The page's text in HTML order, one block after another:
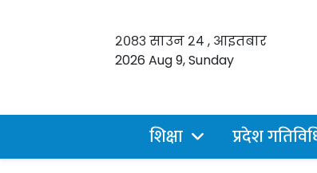
२०८३ साउन २४ , आइतबार
2026 Aug 9, Sunday
शिक्षा प्रदेश